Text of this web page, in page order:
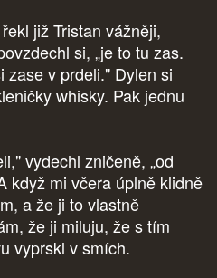
již Tristan vážněji,
si, „je to tu zas.
zase v prdeli." Dylen si
whisky. Pak jednu
vydechl zničeně, „od
když mi včera úplně klidně
a že ji to vlastně
že ji miluju, že s tím
vyprskl v smích.